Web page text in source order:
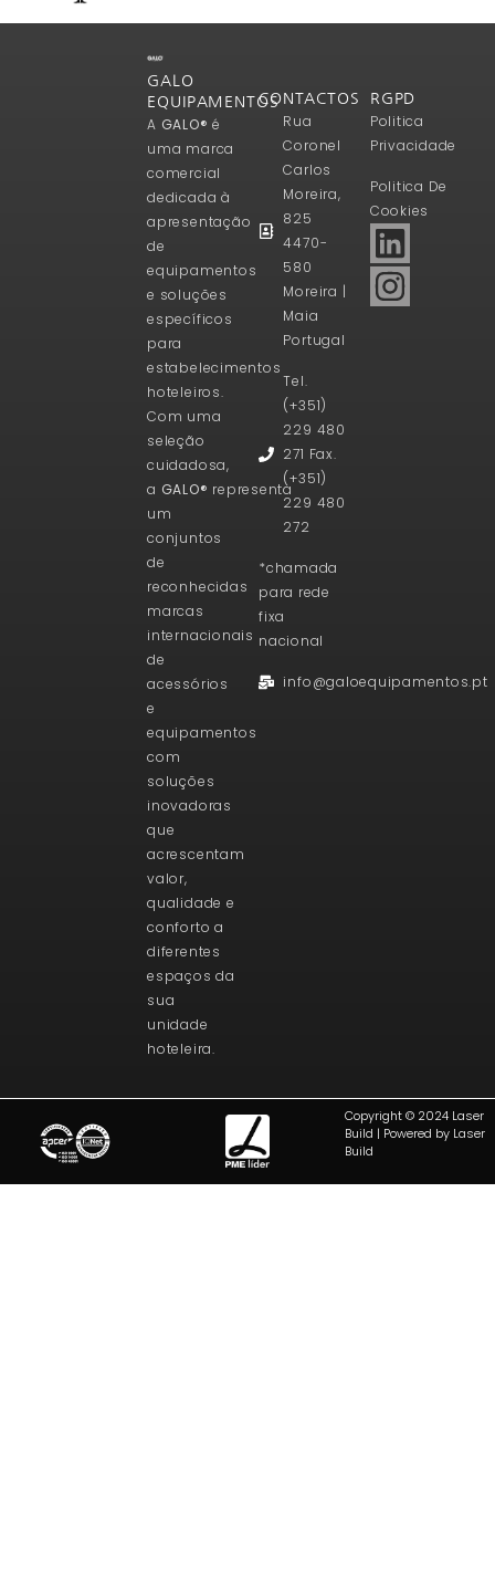
GALO
EQUIPAMENTOS
A GALO® é
uma marca
comercial
dedicada à
apresentação
de
equipamentos
e soluções
específicos
para
estabelecimentos
hoteleiros.
Com uma
seleção
cuidadosa,
a GALO® representa
um
conjuntos
de
reconhecidas
marcas
internacionais
de
acessórios
e
equipamentos
com
soluções
inovadoras
que
acrescentam
valor,
qualidade e
conforto a
diferentes
espaços da
sua
unidade
hoteleira.
CONTACTOS
Rua
Coronel
Carlos
Moreira,
825
4470-
580
Moreira |
Maia
Portugal
Tel.
(+351)
229 480
271 Fax.
(+351)
229 480
272
*chamada
para rede
fixa
nacional
info@galoequipamentos.pt
RGPD
Politica
Privacidade
Politica De
Cookies
Copyright © 2024 Laser
Build | Powered by Laser
Build